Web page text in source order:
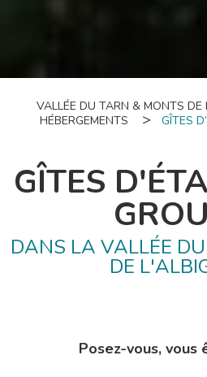
VALLÉE DU TARN & MONTS DE
HÉBERGEMENTS
GÎTES
GÎTES
DANS LA VALLÉE
DE
Posez-vous, vous